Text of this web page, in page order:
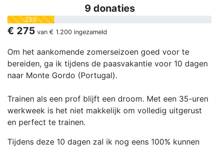
9 donaties
23%
€ 275 van € 1.200 ingezameld
Om het aankomende zomerseizoen goed voor te
bereiden, ga ik tijdens de paasvakantie voor 10 dagen
naar Monte Gordo (Portugal).
Trainen als een prof blijft een droom. Met een 35-uren
werkweek is het niet makkelijk om volledig uitgerust
en perfect te trainen.
Tijdens deze 10 dagen zal ik nog eens 100% kunnen